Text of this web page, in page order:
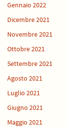
Gennaio 2022
Dicembre 2021
Novembre 2021
Ottobre 2021
Settembre 2021
Agosto 2021
Luglio 2021
Giugno 2021
Maggio 2021